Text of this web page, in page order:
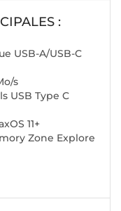
:
USB-A/USB-C
s
USB Type C
11+
Zone Explore